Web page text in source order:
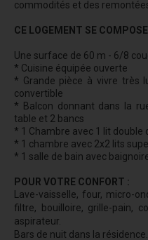
commodités et des
CE LOGEMENT SE
Une surface de 60 m - 6/8
* Cuisine équipée ouverte
* Grande pièce à vivre très
convertible
* Balcon donnant dans la
table et 2 bancs
* 1 Chambre avec 1 lit double
* 1 chambre avec 2x2 lits
* 1 salle de bain avec
POUR VOTRE CONFORT :
Lave-vaisselle, four, micro-
filtre, bouilloire, grille-pain,
aspirateur.
Bars de nuit dans la résidence.